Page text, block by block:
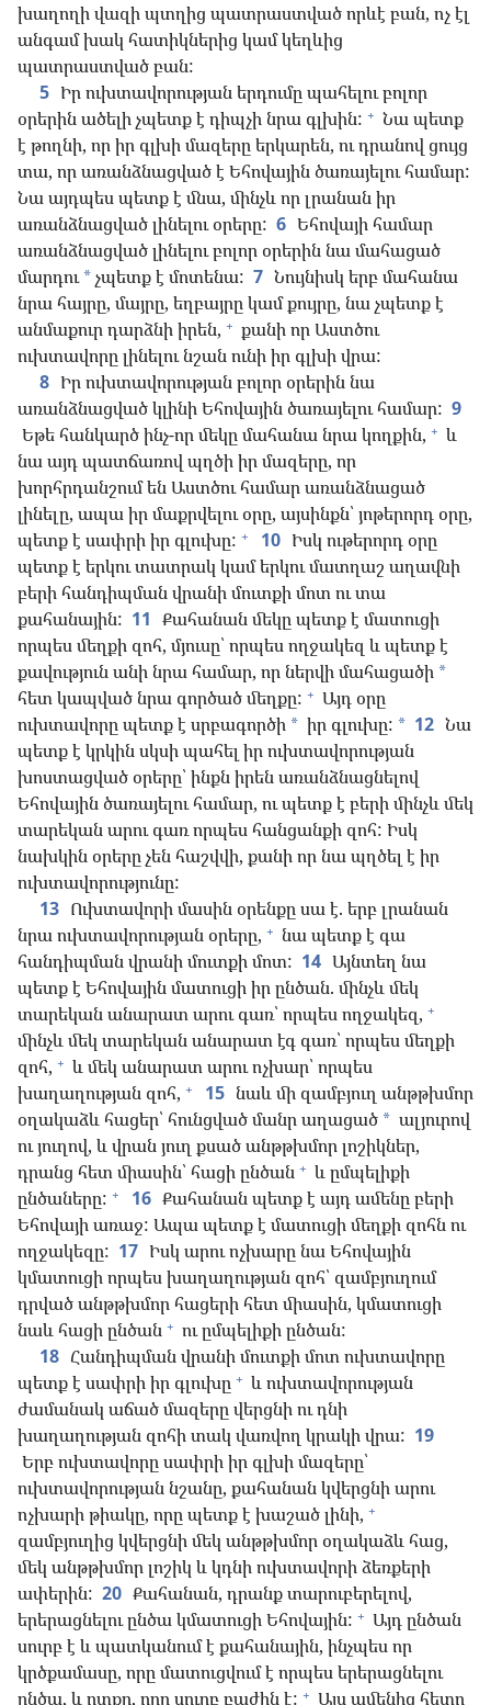
խաղողի վազի պտղից պատրաստված որևէ բան, ոչ էլ
անգամ խակ հատիկներից կամ կեղևից
պատրաստված բան:
5 Իր ուխտավորության երդումը պահելու բոլոր
օրերին ածելի չպետք է դիպչի նրա գլխին: + Նա պետք
է թողնի, որ իր գլխի մազերը երկարեն, ու դրանով ցույց
տա, որ առանձնացված է Եհովային ծառայելու համար:
Նա այդպես պետք է մնա, մինչև որ լրանան իր
առանձնացված լինելու օրերը: 6 Եհովայի համար
առանձնացված լինելու բոլոր օրերին նա մահացած
մարդու *չպետք է մոտենա: 7 Նույնիսկ երբ մահանա
նրա հայրը, մայրը, եղբայրը կամ քույրը, նա չպետք է
անմաքուր դարձնի իրեն, + քանի որ Աստծու
ուխտավորը լինելու նշան ունի իր գլխի վրա:
8 Իր ուխտավորության բոլոր օրերին նա
առանձնացված կլինի Եհովային ծառայելու համար: 9
Եթե հանկարծ ինչ-որ մեկը մահանա նրա կողքին, + և
նա այդ պատճառով պղծի իր մազերը, որ
խորհրդանշում են Աստծու համար առանձնացած
լինելը, ապա իր մաքրվելու օրը, այսինքն՝ յոթերորդ օրը,
պետք է սափրի իր գլուխը: + 10 Իսկ ութերորդ օրը
պետք է երկու տատրակ կամ երկու մատղաշ աղավնի
բերի հանդիպման վրանի մուտքի մոտ ու տա
քահանային: 11 Քահանան մեկը պետք է մատուցի
որպես մեղքի զոհ, մյուսը՝ որպես ողջակեզ և պետք է
քավություն անի նրա համար, որ ներվի մահացածի *
հետ կապված նրա գործած մեղքը: + Այդ օրը
ուխտավորը պետք է սրբագործի * իր գլուխը: * 12 Նա
պետք է կրկին սկսի պահել իր ուխտավորության
խոստացված օրերը՝ ինքն իրեն առանձնացնելով
Եհովային ծառայելու համար, ու պետք է բերի մինչև մեկ
տարեկան արու գառ որպես հանցանքի զոհ: Իսկ
նախկին օրերը չեն հաշվվի, քանի որ նա պղծել է իր
ուխտավորությունը:
13 Ուխտավորի մասին օրենքը սա է. երբ լրանան
նրա ուխտավորության օրերը, + նա պետք է գա
հանդիպման վրանի մուտքի մոտ: 14 Այնտեղ նա
պետք է Եհովային մատուցի իր ընծան. մինչև մեկ
տարեկան անարատ արու գառ՝ որպես ողջակեզ, +
մինչև մեկ տարեկան անարատ էգ գառ՝ որպես մեղքի
զոհ, + և մեկ անարատ արու ոչխար՝ որպես
խաղաղության զոհ, + 15 նաև մի զամբյուղ անթթխմոր
օղակաձև հացեր՝ հունցված մանր աղացած * ալյուրով
ու յուղով, և վրան յուղ քսած անթթխմոր լոշիկներ,
դրանց հետ միասին՝ հացի ընծան + և ըմպելիքի
ընծաները: + 16 Քահանան պետք է այդ ամենը բերի
Եհովայի առաջ: Ապա պետք է մատուցի մեղքի զոհն ու
ողջակեզը: 17 Իսկ արու ոչխարը նա Եհովային
կմատուցի որպես խաղաղության զոհ՝ զամբյուղում
դրված անթթխմոր հացերի հետ միասին, կմատուցի
նաև հացի ընծան + ու ըմպելիքի ընծան:
18 Հանդիպման վրանի մուտքի մոտ ուխտավորը
պետք է սափրի իր գլուխը + և ուխտավորության
ժամանակ աճած մազերը վերցնի ու դնի
խաղաղության զոհի տակ վառվող կրակի վրա: 19
Երբ ուխտավորը սափրի իր գլխի մազերը՝
ուխտավորության նշանը, քահանան կվերցնի արու
ոչխարի թիակը, որը պետք է խաշած լինի, +
զամբյուղից կվերցնի մեկ անթթխմոր օղակաձև հաց,
մեկ անթթխմոր լոշիկ և կդնի ուխտավորի ձեռքերի
ափերին: 20 Քահանան, դրանք տարուբերելով,
երերացնելու ընծա կմատուցի Եհովային: + Այդ ընծան
սուրբ է և պատկանում է քահանային, ինչպես որ
կրծքամասը, որը մատուցվում է որպես երերացնելու
ընծա, և ոտքը, որը սուրբ բաժին է: + Այս ամենից հետո